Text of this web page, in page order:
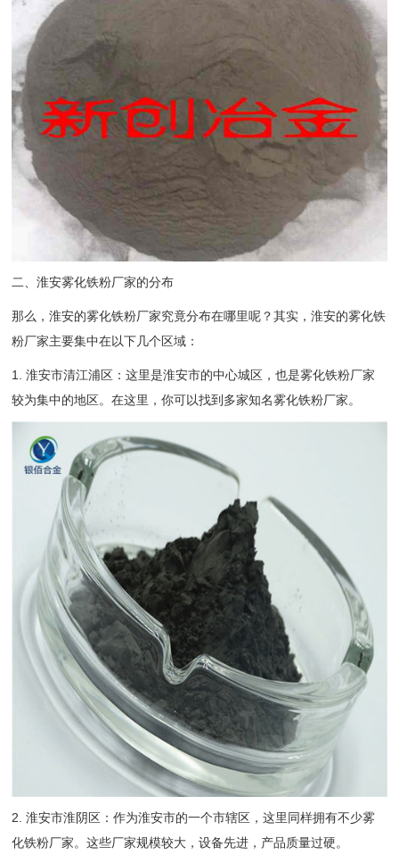
二、淮安雾化铁粉厂家的分布
那么，淮安的雾化铁粉厂家究竟分布在哪里呢？其实，淮安的雾化铁
粉厂家主要集中在以下几个区域：
1. 淮安市清江浦区：这里是淮安市的中心城区，也是雾化铁粉厂家
较为集中的地区。在这里，你可以找到多家知名雾化铁粉厂家。
2. 淮安市淮阴区：作为淮安市的一个市辖区，这里同样拥有不少雾
化铁粉厂家。这些厂家规模较大，设备先进，产品质量过硬。